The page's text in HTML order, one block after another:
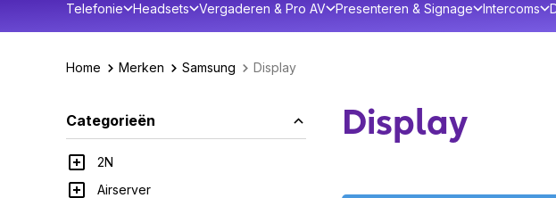
Telefonie Headsets Vergaderen & Pro AV Presenteren & Signage Intercoms
Home Merken Samsung Display
Categorieën
2N
Airserver
Display